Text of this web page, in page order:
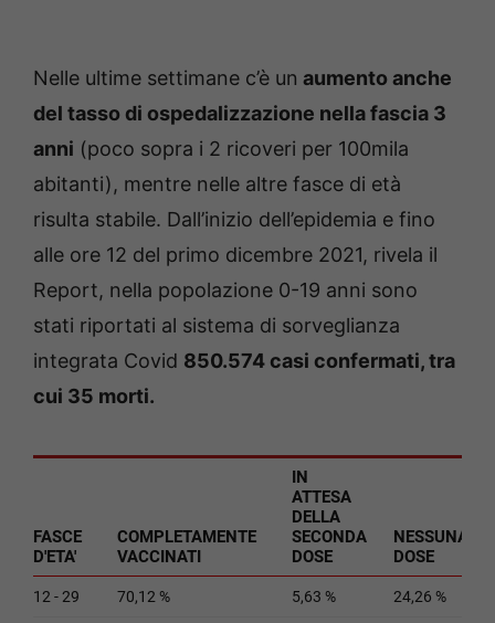
Nelle ultime settimane c’è un aumento anche
del tasso di ospedalizzazione nella fascia 3
anni (poco sopra i 2 ricoveri per 100mila
abitanti), mentre nelle altre fasce di età
risulta stabile. Dall’inizio dell’epidemia e fino
alle ore 12 del primo dicembre 2021, rivela il
Report, nella popolazione 0-19 anni sono
stati riportati al sistema di sorveglianza
integrata Covid 850.574 casi confermati, tra
cui 35 morti.